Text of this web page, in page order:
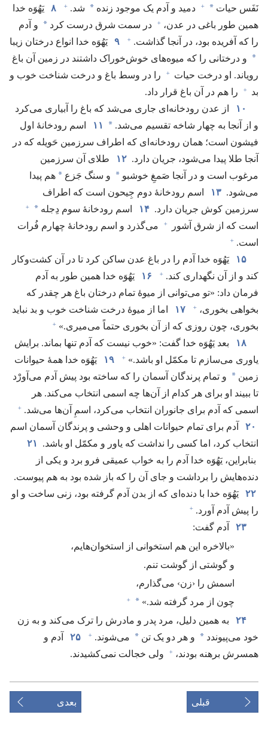
نَفَس حیات *
+ دمید و آدم یک موجود زنده * شد.‏ + ۸
یَهُوَه خدا
همین طور باغی در عدن،‏ + در سمت شرق درست کرد * و آدم
را که آفریده بود،‏ در آنجا گذاشت.‏ + ۹ یَهُوَه خدا انواع درختان زیبا
* و درختانی را که میوه‌های خوش‌خوراک داشتند در زمین آن باغ
رویاند.‏ او درخت حیات
+
را در وسط باغ و درخت شناخت خوب و
بد
+
را هم در آن باغ قرار داد.‏
۱۰
از عدن رودخانه‌ای جاری می‌شد که باغ را آبیاری می‌کرد
و از آنجا به چهار شاخه تقسیم می‌شد.‏ * ۱۱
اسم رودخانهٔ اول
فیشون است؛‏ همان رودخانه‌ای که اطراف سرزمین حَویله که در
آنجا طلا پیدا می‌شود،‏ جریان دارد.‏ ۱۲
طلای آن سرزمین
مرغوب است و در آنجا صَمغِ خوشبو * و سنگ جَزع * هم پیدا
می‌شود.‏ ۱۳
اسم رودخانهٔ دوم جِیحون است که اطراف
سرزمین کوش جریان دارد.‏ ۱۴ اسم رودخانهٔ سوم دِجله *
+
است که از شرق آشور +
می‌گذرد و اسم رودخانهٔ چهارم فُرات
است.‏ +
۱۵
یَهُوَه خدا آدم را در باغ عدن ساکن کرد تا در آن کشت‌وکار
کند و از آن نگهداری کند.‏ + ۱۶
یَهُوَه خدا همین طور به آدم
فرمان داد:‏ «تو می‌توانی از میوهٔ تمام درختان باغ هر چقدر که
بخواهی بخوری،‏ + ۱۷
اما از میوهٔ درخت شناخت خوب و بد نباید
بخوری،‏ چون روزی که از آن بخوری حتماً می‌میری.‏»‏ +
۱۸
بعد یَهُوَه خدا گفت:‏ «خوب نیست که آدم تنها بماند.‏ برایش
یاوری می‌سازم تا مکمّل او باشد.‏»‏ + ۱۹
یَهُوَه خدا همهٔ حیوانات
زمین * و تمام پرندگان آسمان را که ساخته بود پیش آدم می‌آورْد
تا ببیند او برای هر کدام از آن‌ها چه اسمی انتخاب می‌کند.‏ هر
اسمی که آدم برای جانوران انتخاب می‌کرد،‏ اسمِ آن‌ها می‌شد.‏ +
۲۰
آدم برای تمام حیوانات اهلی و وحشی و پرندگان آسمان اسم
انتخاب کرد،‏ اما کسی را نداشت که یاور و مکمّل او باشد.‏
۲۱
بنابراین،‏ یَهُوَه خدا آدم را به خواب عمیقی فرو برد و یکی از
دنده‌هایش را برداشت و جای آن را که باز شده بود به هم پیوست.‏
۲۲ یَهُوَه خدا با دنده‌ای که از بدن آدم گرفته بود،‏ زنی ساخت و او
را پیش آدم آورد.‏ +
۲۳
آدم گفت:‏
‏«بالاخره این هم استخوانی از استخوان‌هایم،‏
و گوشتی از گوشت تنم.‏
اسمش را ‹زن› می‌گذارم،‏
چون از مرد گرفته شد.‏»‏ *
+
۲۴
به همین دلیل،‏ مرد پدر و مادرش را ترک می‌کند و به زن
خود می‌پیوندد * و هر دو یک تن * می‌شوند.‏ + ۲۵
آدم و
همسرش برهنه بودند،‏ + ولی خجالت نمی‌کشیدند.‏
قبلی بعدی